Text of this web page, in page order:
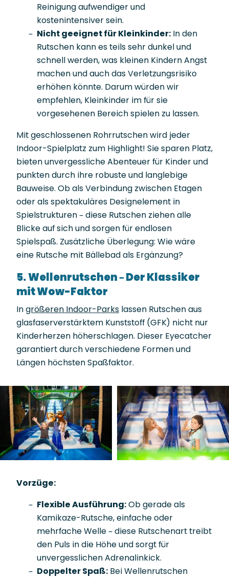
Reinigung aufwendiger und
kostenintensiver sein.
Nicht geeignet für Kleinkinder: In den
Rutschen kann es teils sehr dunkel und
schnell werden, was kleinen Kindern Angst
machen und auch das Verletzungsrisiko
erhöhen könnte. Darum würden wir
empfehlen, Kleinkinder im für sie
vorgesehenen Bereich spielen zu lassen.
Mit geschlossenen Rohrrutschen wird jeder
Indoor-Spielplatz zum Highlight! Sie sparen Platz,
bieten unvergessliche Abenteuer für Kinder und
punkten durch ihre robuste und langlebige
Bauweise. Ob als Verbindung zwischen Etagen
oder als spektakuläres Designelement in
Spielstrukturen – diese Rutschen ziehen alle
Blicke auf sich und sorgen für endlosen
Spielspaß. Zusätzliche Überlegung: Wie wäre
eine Rutsche mit Bällebad als Ergänzung?
5.Wellenrutschen – Der Klassiker
mit Wow-Faktor
Ingrößeren Indoor-Parks lassen Rutschen aus
glasfaserverstärktem Kunststoff (GFK) nicht nur
Kinderherzen höherschlagen. Dieser Eyecatcher
garantiert durch verschiedene Formen und
Längen höchsten Spaßfaktor.
Vorzüge:
Flexible Ausführung:Ob gerade als
Kamikaze-Rutsche, einfache oder
mehrfache Welle – diese Rutschenart treibt
den Puls in die Höhe und sorgt für
unvergesslichen Adrenalinkick.
Doppelter Spaß: Bei Wellenrutschen